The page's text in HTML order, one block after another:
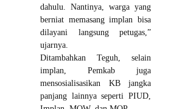
dahulu. Nantinya, warga yang
berniat memasang implan bisa
dilayani langsung petugas,”
ujarnya.
Ditambahkan Teguh, selain
implan, Pemkab juga
mensosialisasikan KB jangka
panjang lainnya seperti PIUD,